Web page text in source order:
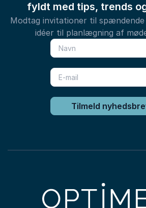
fyldt med tips, trends
Modtag invitationer til
idéer til planlægning af
Tilmeld